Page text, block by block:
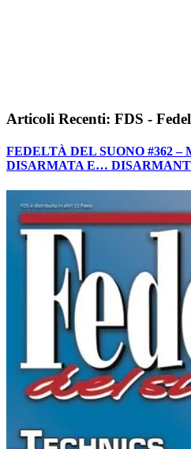
Articoli Recenti: FDS -
FEDELTÀ DEL SUONO #362 –
DISARMATA E…